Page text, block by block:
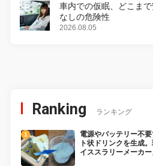
車内での仮眠、どこま
なしの危険性
2026.08.05
Ranking ランキング
電源やバッテリー不
ト状ドリンクを生成
イススラリーメーカー